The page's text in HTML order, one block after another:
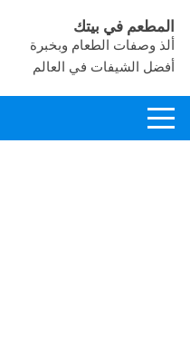
إلى
المحتوى
المطعم في بيتك
ألذ وصفات الطعام وبخبرة
أفضل الشيفات في العالم